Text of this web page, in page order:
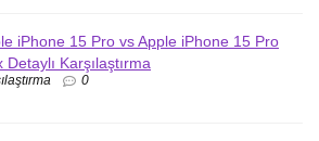
iPhone 15 Pro vs Apple iPhone 15 Pro
Detaylı Karşılaştırma
0